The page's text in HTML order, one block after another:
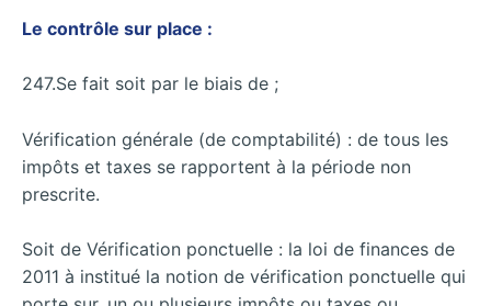
Le contrôle sur place :
247.Se fait soit par le biais de ;
Vérification générale (de comptabilité) : de tous les
impôts et taxes se rapportent à la période non
prescrite.
Soit de Vérification ponctuelle : la loi de finances de
2011 à institué la notion de vérification ponctuelle qui